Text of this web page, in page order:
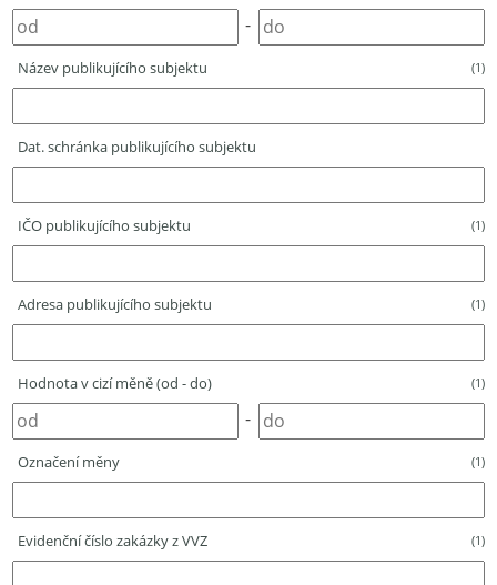
-
Název publikujícího subjektu (1)
Dat. schránka publikujícího subjektu
IČO publikujícího subjektu (1)
Adresa publikujícího subjektu (1)
Hodnota v cizí měně (od - do) (1)
-
Označení měny (1)
Evidenční číslo zakázky z VVZ (1)